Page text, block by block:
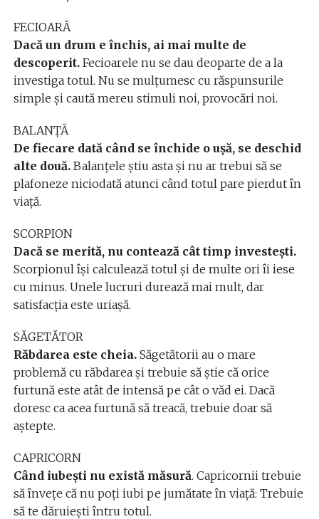
FECIOARĂ
Dacă un drum e închis, ai mai multe de
descoperit.Fecioarele nu se dau deoparte de a la
investiga totul. Nu se mulțumesc cu răspunsurile
simple și caută mereu stimuli noi, provocări noi.
BALANȚĂ
De fiecare dată când se închide o ușă, se deschid
alte două.Balanțele știu asta și nu ar trebui să se
plafoneze niciodată atunci când totul pare pierdut în
viață.
SCORPION
Dacă se merită, nu contează cât timp investești.
Scorpionul își calculează totul și de multe ori îi iese
cu minus. Unele lucruri durează mai mult, dar
satisfacția este uriașă.
SĂGETĂTOR
Răbdarea este cheia.Săgetătorii au o mare
problemă cu răbdarea și trebuie să știe că orice
furtună este atât de intensă pe cât o văd ei. Dacă
doresc ca acea furtună să treacă, trebuie doar să
aștepte.
CAPRICORN
Când iubești nu există măsură. Capricornii trebuie
să învețe că nu poți iubi pe jumătate în viață: Trebuie
să te dăruiești întru totul.